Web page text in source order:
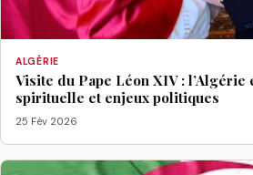
ALGÉRIE
Visite du Pape Léon XIV :
spirituelle et enjeux politiques
25 Fév 2026